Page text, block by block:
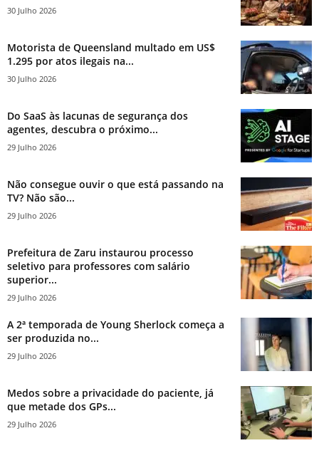
30 Julho 2026
Motorista de Queensland multado em US$
1.295 por atos ilegais na...
30 Julho 2026
Do SaaS às lacunas de segurança dos
agentes, descubra o próximo...
29 Julho 2026
Não consegue ouvir o que está passando na
TV? Não são...
29 Julho 2026
Prefeitura de Zaru instaurou processo
seletivo para professores com salário
superior...
29 Julho 2026
A 2ª temporada de Young Sherlock começa a
ser produzida no...
29 Julho 2026
Medos sobre a privacidade do paciente, já
que metade dos GPs...
29 Julho 2026